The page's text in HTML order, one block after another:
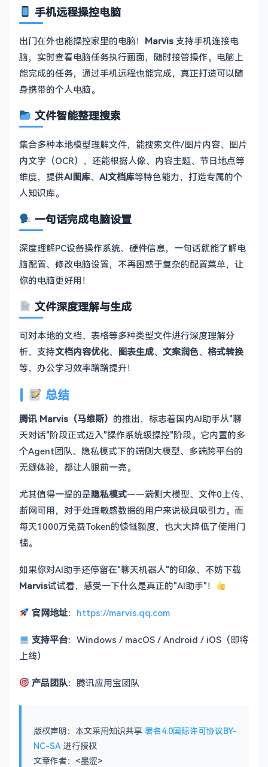
手机远程操控电脑
出门在外也能操控家里的电脑！ Marvis 支持手机连接电
脑，实时查看电脑任务执行画面，随时接管操作。电脑上
能完成的任务，通过手机远程也能完成，真正打造可以随
身携带的个人电脑。
文件智能整理搜索
集合多种本地模型理解文件，能搜索文件/图片内容、图片
内文字（OCR），还能根据人像、内容主题、节日地点等
维度，提供AI图库、 AI文档库等特色能力，打造专属的个
人知识库。
一句话完成电脑设置
深度理解PC设备操作系统、硬件信息，一句话就能了解电
脑配置、修改电脑设置，不再困惑于复杂的配置菜单，让
你的电脑更好用！
文件深度理解与生成
可对本地的文档、表格等多种类型文件进行深度理解分
析，支持文档内容优化、 图表生成、 文案润色、 格式转换
等，办公学习效率蹭蹭提升！
总结
腾讯 Marvis（马维斯） 的推出，标志着国内AI助手从"聊
天对话"阶段正式迈入"操作系统级操控"阶段。它内置的多
个Agent团队、隐私模式下的端侧大模型、多端跨平台的
无缝体验，都让人眼前一亮。
尤其值得一提的是隐私模式——端侧大模型、文件0上传、
断网可用，对于处理敏感数据的用户来说极具吸引力。而
每天1000万免费Token的慷慨额度，也大大降低了使用门
槛。
如果你对AI助手还停留在"聊天机器人"的印象，不妨下载
Marvis试试看，感受一下什么是真正的"AI助手"！
官网地址： https://marvis.qq.com
支持平台：Windows / macOS / Android / iOS（即将
上线）
产品团队：腾讯应用宝团队
版权声明：本文采用知识共享 署名4.0国际许可协议BY-
NC-SA 进行授权
文章作者：<墨涩>